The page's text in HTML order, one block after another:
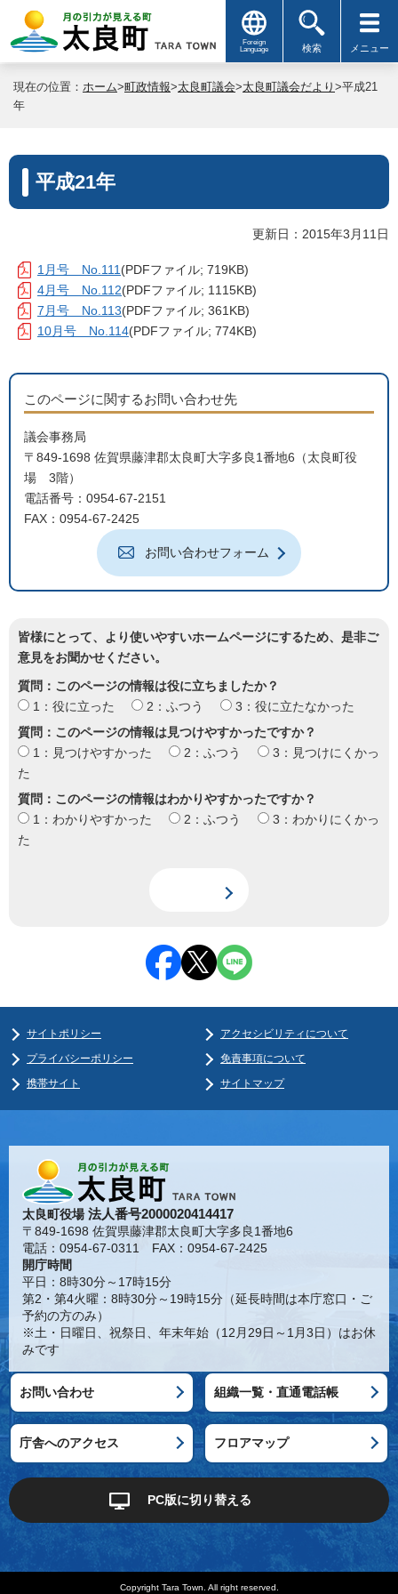
Foreign
Language
検索 メニュー
現在の位置： ホーム>町政情報>太良町議会>太良町議会だより >平成21
年
平成21年
更新日：2015年3月11日
1月号 No.111 (PDFファイル; 719KB)
4月号 No.112(PDFファイル; 1115KB)
7月号 No.113(PDFファイル; 361KB)
10月号 No.114(PDFファイル; 774KB)
このページに関するお問い合わせ先
議会事務局
〒849-1698 佐賀県藤津郡太良町大字多良1番地6（太良町役
場 3階）
電話番号：0954-67-2151
FAX：0954-67-2425
お問い合わせフォーム
皆様にとって、より使いやすいホームページにするため、是非ご
意見をお聞かせください。
質問：このページの情報は役に立ちましたか？
1：役に立った
2：ふつう
3：役に立たなかった
質問：このページの情報は見つけやすかったですか？
1：見つけやすかった
2：ふつう
3：見つけにくかっ
た
質問：このページの情報はわかりやすかったですか？
1：わかりやすかった
2：ふつう
3：わかりにくかっ
た
サイトポリシー
アクセシビリティについて
プライバシーポリシー
免責事項について
携帯サイト
サイトマップ
太良町役場法人番号2000020414417
〒849-1698 佐賀県藤津郡太良町大字多良1番地6
電話：0954-67-0311 FAX：0954-67-2425
開庁時間
平日：8時30分～17時15分
第2・第4火曜：8時30分～19時15分（延長時間は本庁窓口・ご
予約の方のみ）
※土・日曜日、祝祭日、年末年始（12月29日～1月3日）はお休
みです
お問い合わせ 組織一覧・直通電話帳
庁舎へのアクセス フロアマップ
PC版に切り替える
Copyright Tara Town. All right reserved.